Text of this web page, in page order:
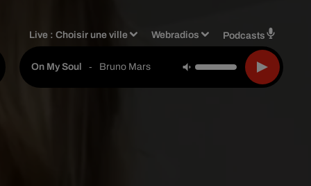
Live :Choisir une ville Webradios Podcasts
On My Soul - Bruno Mars